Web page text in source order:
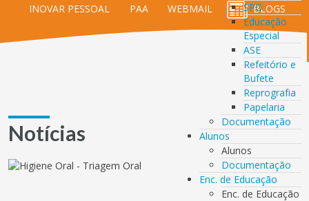
SPO
Educação
Especial
ASE
Refeitório e
Bufete
Reprografia
Papelaria
Documentação
Alunos
Alunos
Documentação
Enc. de Educação
Enc. de Educação
INOVAR PESSOAL
PAA WEBMAIL BLOGS
Notícias